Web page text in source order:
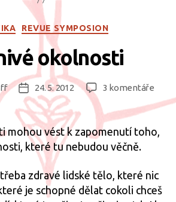
Rubriky
REVUE SYMPOSION
okolnosti
Datum
příspěvku
24. 5. 2012 3 komentářeu
textu
mohou vést k zapomenutí toho,
které tu nebudou věčně.
zdravé lidské tělo, které nic
je schopné dělat cokoli chceš